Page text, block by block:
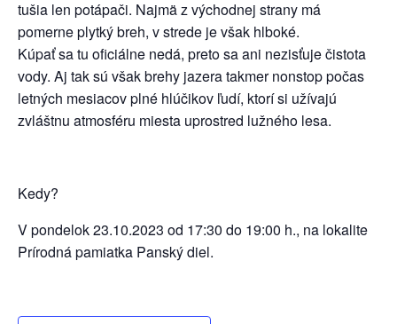
tušia len potápači. Najmä z východnej strany má
pomerne plytký breh, v strede je však hlboké.
Kúpať sa tu oficiálne nedá, preto sa ani nezisťuje čistota
vody. Aj tak sú však brehy jazera takmer nonstop počas
letných mesiacov plné hlúčikov ľudí, ktorí si užívajú
zvláštnu atmosféru miesta uprostred lužného lesa.
Kedy?
V pondelok 23.10.2023 od 17:30 do 19:00 h., na lokalite
Prírodná pamiatka Panský diel.